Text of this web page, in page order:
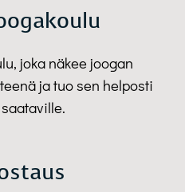
joka näkee joogan
ja tuo sen helposti